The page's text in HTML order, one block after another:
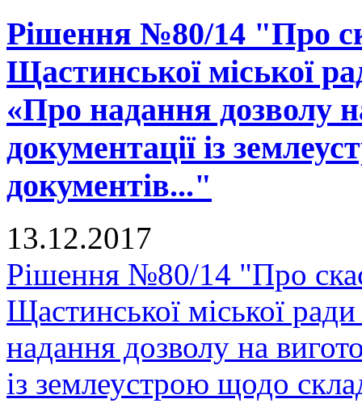
Рішення №80/14 "Про
Щастинської міської
«Про надання дозволу
документації із
документів..."
13.12.2017
Рішення №80/14 "Про
Щастинської міської
надання дозволу на
із землеустрою щодо